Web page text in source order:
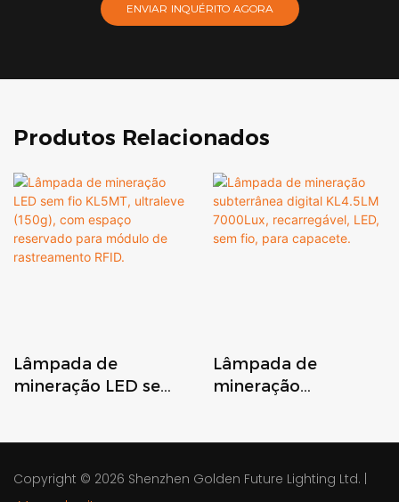
ENVIAR INQUÉRITO AGORA
Produtos Relacionados
Lâmpada de
mineração LED sem
módulo de
rastreamento RFID.
Lâmpada de
mineração
sem fio, para
Copyright © 2026 Shenzhen Golden Future Lighting Ltd.